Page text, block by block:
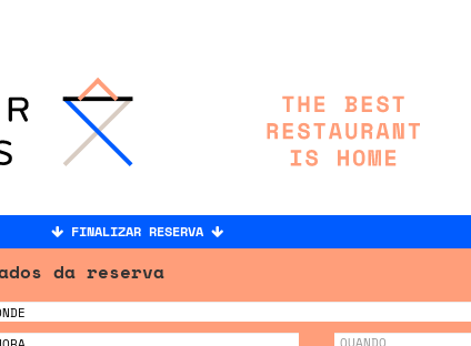
FINALIZAR RESERVA
da reserva